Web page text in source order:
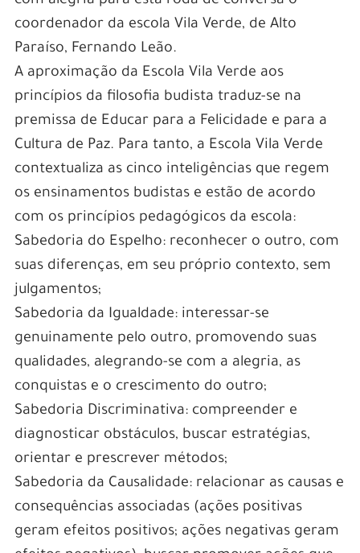
coordenador da escola Vila Verde, de Alto
Paraíso, Fernando Leão.
A aproximação da Escola Vila Verde aos
princípios da filosofia budista traduz-se na
premissa de Educar para a Felicidade e para a
Cultura de Paz. Para tanto, a Escola Vila Verde
contextualiza as cinco inteligências que regem
os ensinamentos budistas e estão de acordo
com os princípios pedagógicos da escola:
Sabedoria do Espelho: reconhecer o outro, com
suas diferenças, em seu próprio contexto, sem
julgamentos;
Sabedoria da Igualdade: interessar-se
genuinamente pelo outro, promovendo suas
qualidades, alegrando-se com a alegria, as
conquistas e o crescimento do outro;
Sabedoria Discriminativa: compreender e
diagnosticar obstáculos, buscar estratégias,
orientar e prescrever métodos;
Sabedoria da Causalidade: relacionar as causas e
consequências associadas (ações positivas
geram efeitos positivos; ações negativas geram